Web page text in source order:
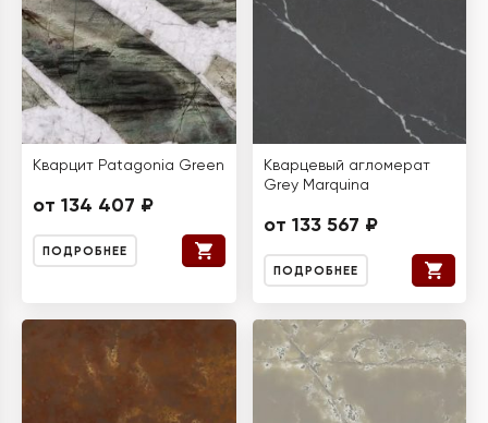
Кварцит Patagonia Green
от 134 407 ₽
ПОДРОБНЕЕ
Кварцевый агломерат
Grey Marquina
от 133 567 ₽
ПОДРОБНЕЕ